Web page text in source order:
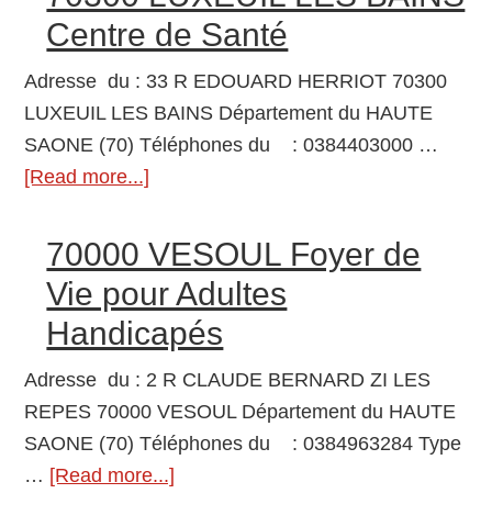
ST
Etablissement
d’hébergement
pour
dépendantes
Centre de Santé
Adresse du : 33 R EDOUARD HERRIOT 70300
LUXEUIL LES BAINS Département du HAUTE
SAONE (70) Téléphones du : 0384403000 …
[Read more...]
LUXEUIL
LES
BAINS
Centre
de
Santé
70000 VESOUL Foyer de
Vie pour Adultes
Handicapés
Adresse du : 2 R CLAUDE BERNARD ZI LES
REPES 70000 VESOUL Département du HAUTE
SAONE (70) Téléphones du : 0384963284 Type
… [Read more...]